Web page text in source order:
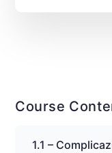
Course
1.1 –